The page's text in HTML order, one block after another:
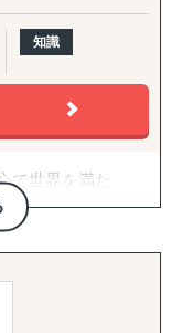
対応・B2B/EC
行・パートナー
売データ分析、
気通貫で支援し
ニュー】
ション・中長期
。
送、受注管理、
訳業務、SEO対
配送、広告運
を内製化してお
能でございま
知識
で世界を満た
者・留学生とそ
サービスを提供
師へ日本語で相
チェックなどを
康経営を支援し
要・過剰な受診